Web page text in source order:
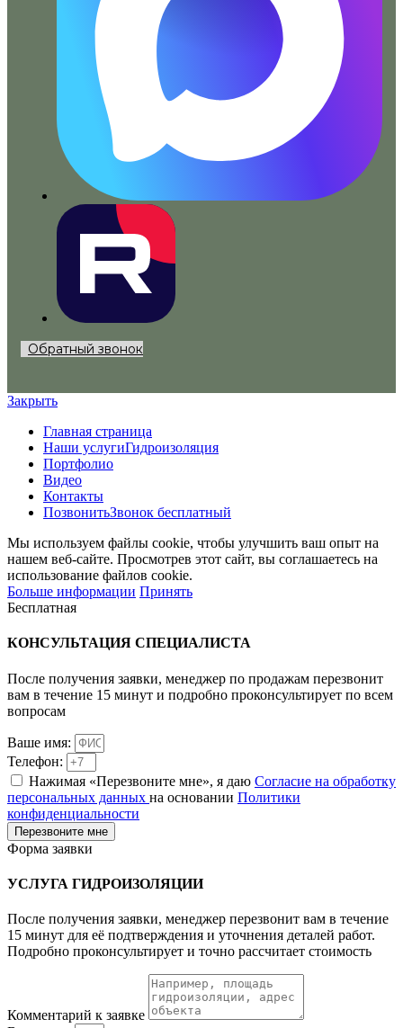
Обратный звонок
Закрыть
Главная страница
Наши услугиГидроизоляция
Портфолио
Видео
Контакты
ПозвонитьЗвонок бесплатный
Мы используем файлы cookie, чтобы улучшить ваш опыт на
нашем веб-сайте. Просмотрев этот сайт, вы соглашаетесь на
использование файлов cookie.
Больше информации Принять
Бесплатная
КОНСУЛЬТАЦИЯ СПЕЦИАЛИСТА
После получения заявки, менеджер по продажам перезвонит
вам в течение 15 минут и подробно проконсультирует по всем
вопросам
Ваше имя:
Телефон:
Нажимая «Перезвоните мне», я даю Согласие на обработку
персональных данных на основании Политики
конфиденциальности
Перезвоните мне
Форма заявки
УСЛУГА ГИДРОИЗОЛЯЦИИ
После получения заявки, менеджер перезвонит вам в течение
15 минут для её подтверждения и уточнения деталей работ.
Подробно проконсультирует и точно рассчитает стоимость
Комментарий к заявке